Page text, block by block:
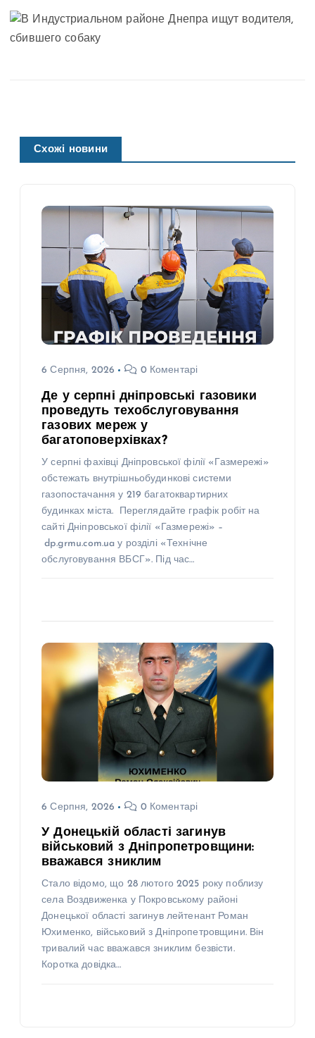
Схожі новини
6 Серпня, 2026 0 Коментарі
Де у серпні дніпровські газовики
проведуть техобслуговування
газових мереж у
багатоповерхівках?
У серпні фахівці Дніпровської філії «Газмережі»
обстежать внутрішньобудинкові системи
газопостачання у 219 багатоквартирних
будинках міста. Переглядайте графік робіт на
сайті Дніпровської філії «Газмережі» –
dp.grmu.com.ua у розділі «Технічне
обслуговування ВБСГ». Під час…
6 Серпня, 2026 0 Коментарі
У Донецькій області загинув
військовий з Дніпропетровщини:
вважався зниклим
Стало відомо, що 28 лютого 2025 року поблизу
села Воздвиженка у Покровському районі
Донецької області загинув лейтенант Роман
Юхименко, військовий з Дніпропетровщини. Він
тривалий час вважався зниклим безвісти.
Коротка довідка…